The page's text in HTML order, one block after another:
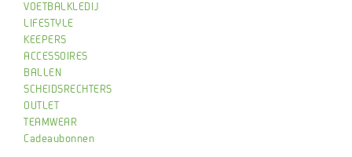
VOETBALKLEDIJ
LIFESTYLE
KEEPERS
ACCESSOIRES
BALLEN
SCHEIDSRECHTERS
OUTLET
TEAMWEAR
Cadeaubonnen